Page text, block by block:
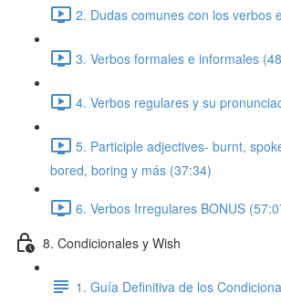
2. Dudas comunes con los verbos
3. Verbos formales e informales
4. Verbos regulares y su
5. Participle adjectives- burnt,
bored, boring y más (37:34)
6. Verbos Irregulares BONUS
8. Condicionales y Wish
1. Guía Definitiva de los